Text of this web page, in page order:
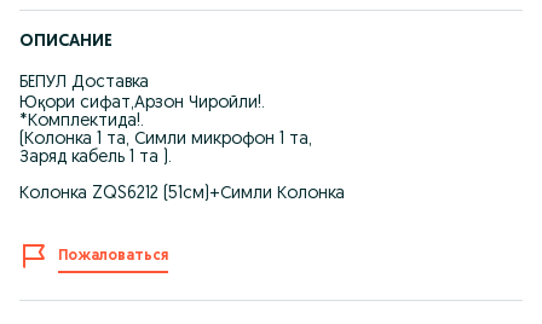
ОПИСАНИЕ
БЕПУЛ Доставка
Юқори сифат,Арзон Чиройли!.
*Комплектида!.
(Колонка 1 та, Симли микрофон 1 та,
Заряд кабель 1 та ).
Колонка ZQS6212 (51см)+Симли Колонка
Пожаловаться